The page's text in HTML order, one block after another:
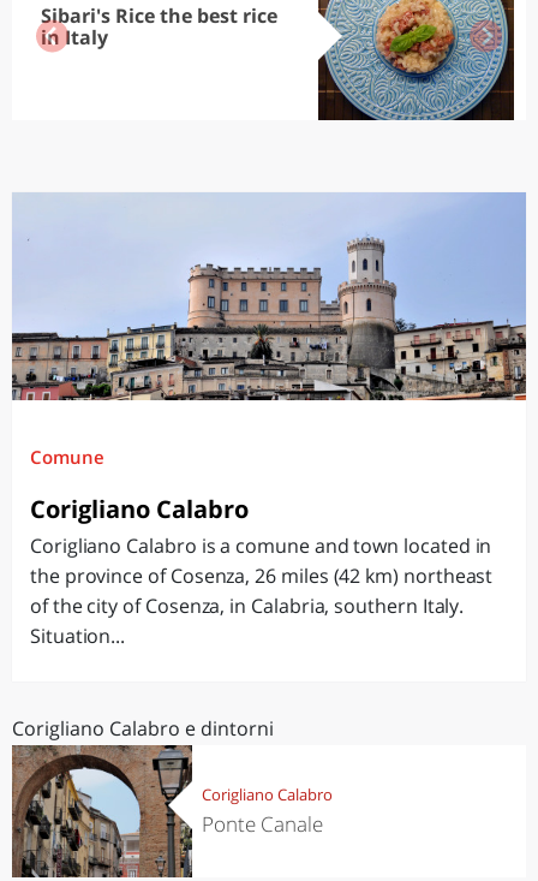
Sibari's Rice the best rice
in Italy
Comune
Corigliano Calabro
Corigliano Calabro is a comune and town located in
the province of Cosenza, 26 miles (42 km) northeast
of the city of Cosenza, in Calabria, southern Italy.
Situation...
Corigliano Calabro e dintorni
Corigliano Calabro
Ponte Canale